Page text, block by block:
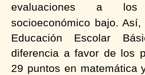
evaluaciones a
socioeconómico bajo.
Educación Escolar
diferencia a favor de los
29 puntos en matemática